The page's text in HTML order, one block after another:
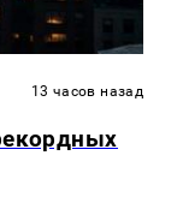
13 часов назад